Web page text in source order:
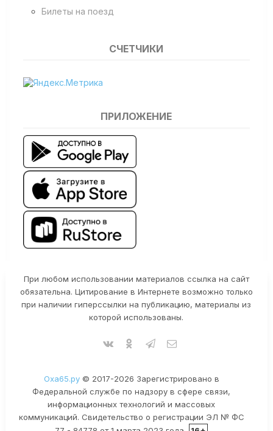
Билеты на поезд
СЧЕТЧИКИ
ПРИЛОЖЕНИЕ
При любом использовании материалов ссылка на сайт
обязательна. Цитирование в Интернете возможно только
при наличии гиперссылки на публикацию, материалы из
которой использованы.
Оха65.ру© 2017-2026 Зарегистрировано в
Федеральной службе по надзору в сфере связи,
информационных технологий и массовых
коммуникаций. Свидетельство о регистрации ЭЛ № ФС